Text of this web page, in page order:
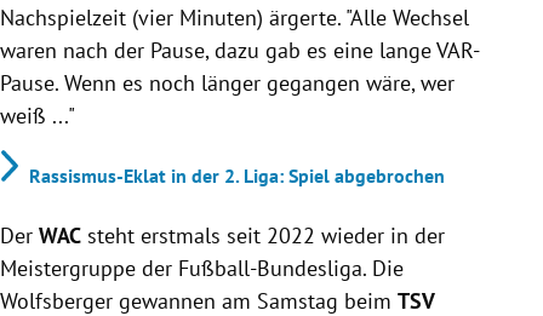
Nachspielzeit (vier Minuten) ärgerte. "Alle Wechsel
waren nach der Pause, dazu gab es eine lange VAR-
Pause. Wenn es noch länger gegangen wäre, wer
weiß ..."
Rassismus-Eklat in der 2. Liga: Spiel abgebrochen
Der WAC steht erstmals seit 2022 wieder in der
Meistergruppe der Fußball-Bundesliga. Die
Wolfsberger gewannen am Samstag beim TSV